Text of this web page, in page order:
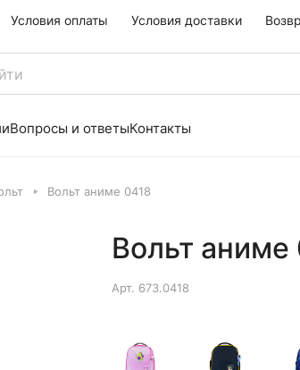
Условия оплаты Условия доставки
Вопросы и ответыКонтакты
Вольт аниме 0418
Вольт аниме
Арт. 673.0418